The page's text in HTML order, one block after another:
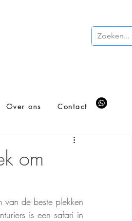
Over ons Contact
om
van de beste plekken
is een safari in